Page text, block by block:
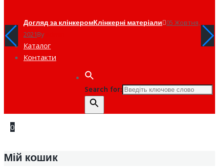
Догляд за клінкеромКлінкерні матеріали 05 Жовтня,
2021By
Каталог
Контакти
Search for:
0
Мій кошик